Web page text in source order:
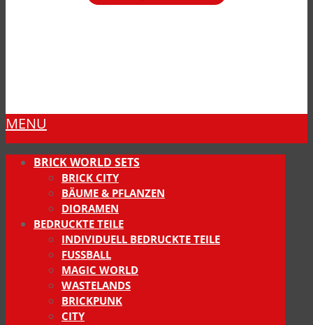
MENU
BRICK WORLD SETS
BRICK CITY
BÄUME & PFLANZEN
DIORAMEN
BEDRUCKTE TEILE
INDIVIDUELL BEDRUCKTE TEILE
FUSSBALL
MAGIC WORLD
WASTELANDS
BRICKPUNK
CITY